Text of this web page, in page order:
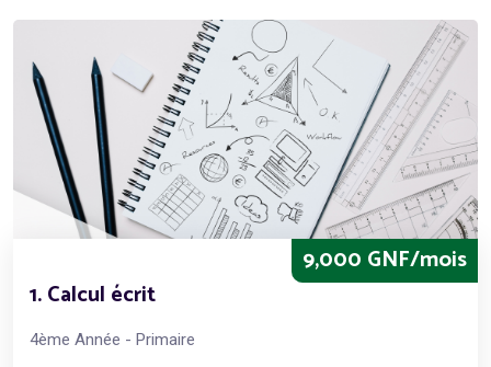
9,000 GNF/mois
1. Calcul écrit
4ème Année - Primaire